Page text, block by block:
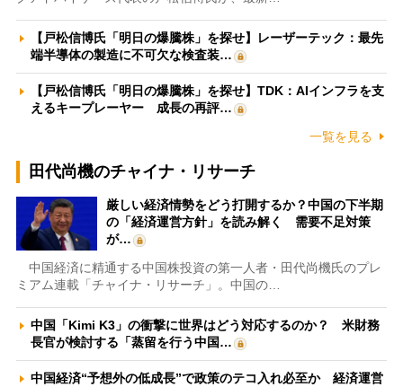
【戸松信博氏「明日の爆騰株」を探せ】レーザーテック：最先
端半導体の製造に不可欠な検査装…
【戸松信博氏「明日の爆騰株」を探せ】TDK：AIインフラを支
えるキープレーヤー 成長の再評…
一覧を見る
田代尚機のチャイナ・リサーチ
厳しい経済情勢をどう打開するか？中国の下半期
の「経済運営方針」を読み解く 需要不足対策
が…
中国経済に精通する中国株投資の第一人者・田代尚機氏のプレ
ミアム連載「チャイナ・リサーチ」。中国の…
中国「Kimi K3」の衝撃に世界はどう対応するのか？ 米財務
長官が検討する「蒸留を行う中国…
中国経済“予想外の低成長”で政策のテコ入れ必至か 経済運営